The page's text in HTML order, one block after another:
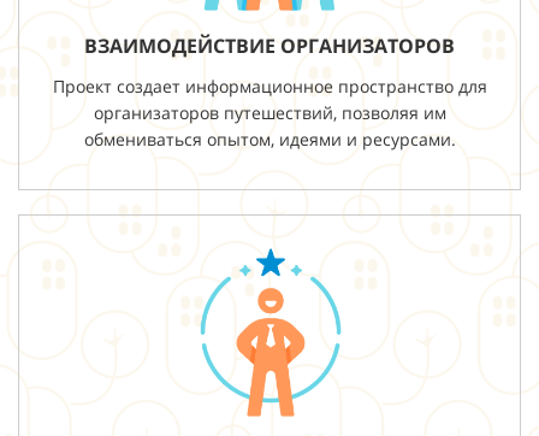
ВЗАИМОДЕЙСТВИЕ ОРГАНИЗАТОРОВ
Проект создает информационное пространство для
организаторов путешествий, позволяя им
обмениваться опытом, идеями и ресурсами.